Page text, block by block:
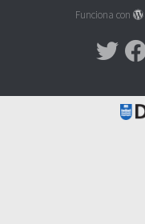
Funciona con